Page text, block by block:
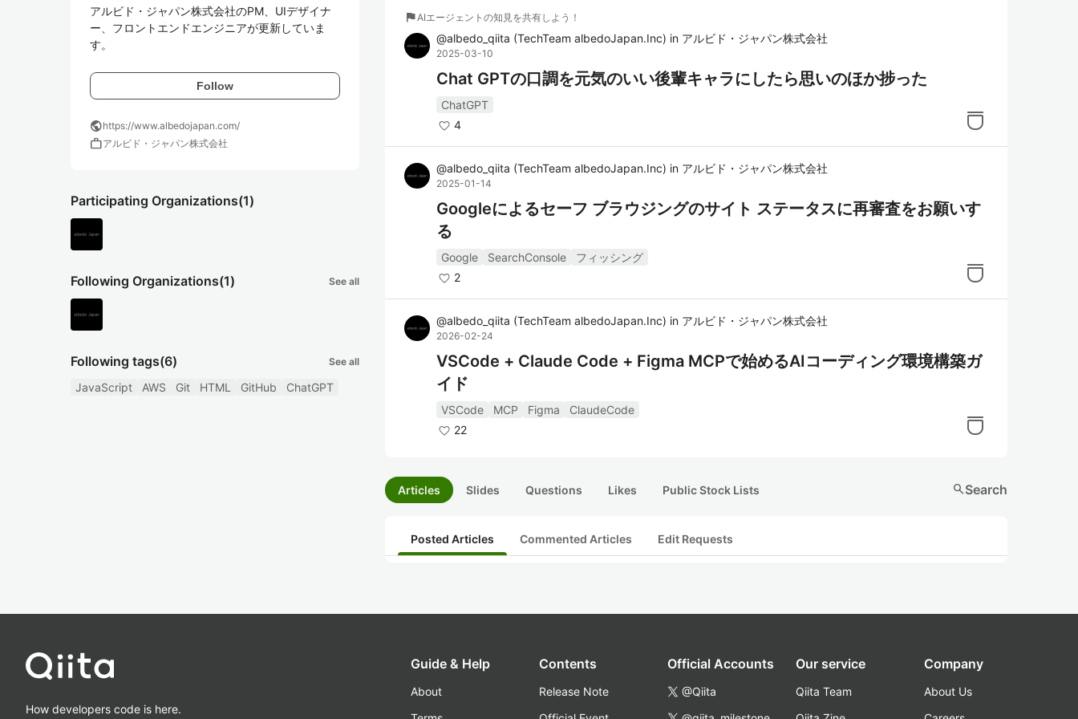
アルビド・ジャパン株式会社のPM、UIデザイナ
ー、フロントエンドエンジニアが更新していま
す。
Follow
publichttps://www.albedojapan.com/
workアルビド・ジャパン株式会社
Participating Organizations(1)
Following Organizations(1) See all
Following tags(6) See all
JavaScript AWS Git HTML GitHub ChatGPT
flag AIエージェントの知見を共有しよう！
@albedo_qiita (TechTeam albedoJapan.Inc) in アルビド・ジャパン株式会社
2025-03-10
Chat GPTの口調を元気のいい後輩キャラにしたら思いのほか捗った
ChatGPT
4
@albedo_qiita (TechTeam albedoJapan.Inc) in アルビド・ジャパン株式会社
2025-01-14
Googleによるセーフ ブラウジングのサイト ステータスに再審査をお願いす
る
Google SearchConsole
フィッシング
2
@albedo_qiita (TechTeam albedoJapan.Inc) in アルビド・ジャパン株式会社
2026-02-24
VSCode + Claude Code + Figma MCPで始めるAIコーディング環境構築ガ
イド
VSCode MCP Figma
ClaudeCode
22
Articles Slides Questions Likes Public Stock Lists searchSearch
Posted Articles Commented Articles Edit Requests
How developers code is here.
Guide & Help
About
Contents
Release Note
Official Accounts
@Qiita
Our service
Qiita Team
Company
About Us